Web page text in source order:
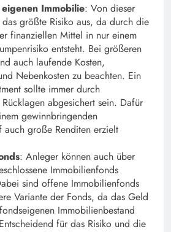
Immobilie: Von dieser
größte Risiko aus, da durch die
finanziellen Mittel in nur einem
entsteht. Bei größeren
auch laufende Kosten,
Nebenkosten zu beachten. Ein
sollte immer durch
abgesichert sein. Dafür
gewinnbringenden
auch große Renditen erzielt
: Anleger können auch über
Immobilienfonds
sind offene Immobilienfonds
Variante der Fonds, da das Geld
Immobilienbestand
für das Risiko und die